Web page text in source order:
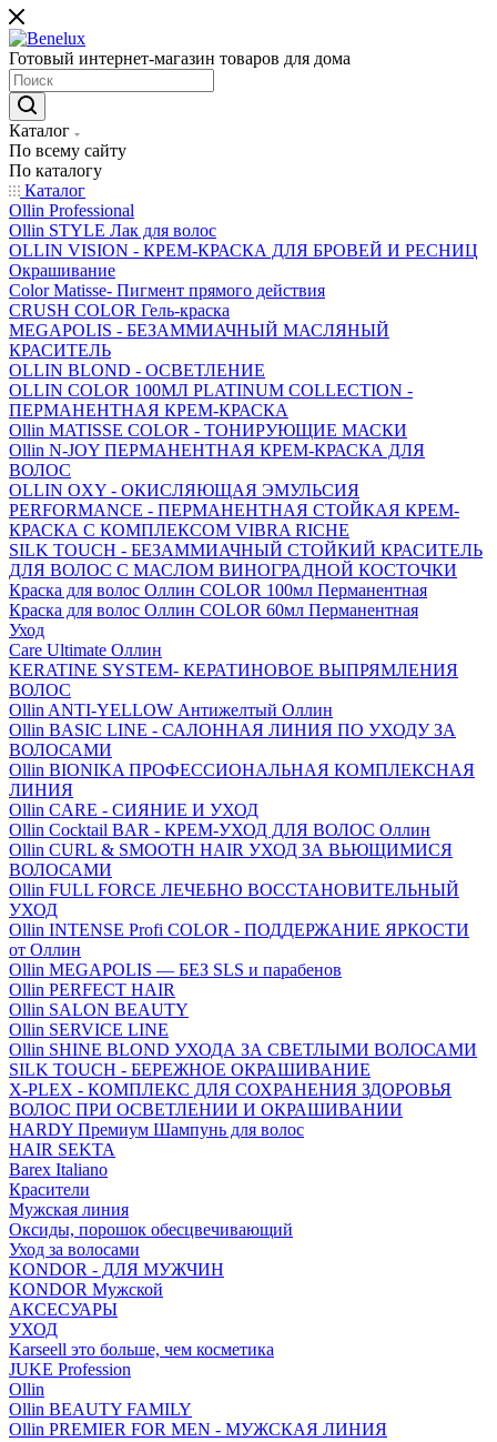
Готовый интернет-магазин товаров для дома
Каталог
По всему сайту
По каталогу
Каталог
Ollin Professional
Ollin STYLE Лак для волос
OLLIN VISION - КРЕМ-КРАСКА ДЛЯ БРОВЕЙ И РЕСНИЦ
Окрашивание
Color Matisse- Пигмент прямого действия
CRUSH COLOR Гель-краска
MEGAPOLIS - БЕЗАММИАЧНЫЙ МАСЛЯНЫЙ
КРАСИТЕЛЬ
OLLIN BLOND - ОСВЕТЛЕНИЕ
OLLIN COLOR 100МЛ PLATINUM COLLECTION -
ПЕРМАНЕНТНАЯ КРЕМ-КРАСКА
Ollin MATISSE COLOR - ТОНИРУЮЩИЕ МАСКИ
Ollin N-JOY ПЕРМАНЕНТНАЯ КРЕМ-КРАСКА ДЛЯ
ВОЛОС
OLLIN OXY - ОКИСЛЯЮЩАЯ ЭМУЛЬСИЯ
PERFORMANCE - ПЕРМАНЕНТНАЯ СТОЙКАЯ КРЕМ-
КРАСКА С КОМПЛЕКСОМ VIBRA RICHE
SILK TOUCH - БЕЗАММИАЧНЫЙ СТОЙКИЙ КРАСИТЕЛЬ
ДЛЯ ВОЛОС С МАСЛОМ ВИНОГРАДНОЙ КОСТОЧКИ
Краска для волос Оллин COLOR 100мл Перманентная
Краска для волос Оллин COLOR 60мл Перманентная
Уход
Care Ultimate Оллин
KERATINE SYSTEM- КЕРАТИНОВОЕ ВЫПРЯМЛЕНИЯ
ВОЛОС
Ollin ANTI-YELLOW Антижелтый Оллин
Ollin BASIC LINE - САЛОННАЯ ЛИНИЯ ПО УХОДУ ЗА
ВОЛОСАМИ
Ollin BIONIKA ПРОФЕССИОНАЛЬНАЯ КОМПЛЕКСНАЯ
ЛИНИЯ
Ollin CARE - СИЯНИЕ И УХОД
Ollin Cocktail BAR - КРЕМ-УХОД ДЛЯ ВОЛОС Оллин
Ollin CURL & SMOOTH HAIR УХОД ЗА ВЬЮЩИМИСЯ
ВОЛОСАМИ
Ollin FULL FORCE ЛЕЧЕБНО ВОССТАНОВИТЕЛЬНЫЙ
УХОД
Ollin INTENSE Profi COLOR - ПОДДЕРЖАНИЕ ЯРКОСТИ
от Оллин
Ollin MEGAPOLIS — БЕЗ SLS и парабенов
Ollin PERFECT HAIR
Ollin SALON BEAUTY
Ollin SERVICE LINE
Ollin SHINE BLOND УХОДА ЗА СВЕТЛЫМИ ВОЛОСАМИ
SILK TOUCH - БЕРЕЖНОЕ ОКРАШИВАНИЕ
X-PLEX - КОМПЛЕКС ДЛЯ СОХРАНЕНИЯ ЗДОРОВЬЯ
ВОЛОС ПРИ ОСВЕТЛЕНИИ И ОКРАШИВАНИИ
HARDY Премиум Шампунь для волос
HAIR SEKTA
Barex Italiano
Красители
Мужская линия
Оксиды, порошок обесцвечивающий
Уход за волосами
KONDOR - ДЛЯ МУЖЧИН
KONDOR Мужской
АКСЕСУАРЫ
УХОД
Karseell это больше, чем косметика
JUKE Profession
Ollin
Ollin BEAUTY FAMILY
Ollin PREMIER FOR MEN - МУЖСКАЯ ЛИНИЯ